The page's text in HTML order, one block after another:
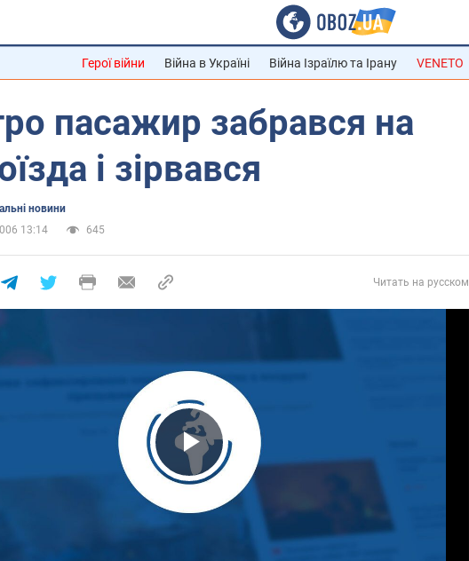
Герої війни Війна в Україні Війна Ізраїлю та Ірану VENETO
пасажир забрався на
і зірвався
новини
13:14
645
Читать на русском
Play Video